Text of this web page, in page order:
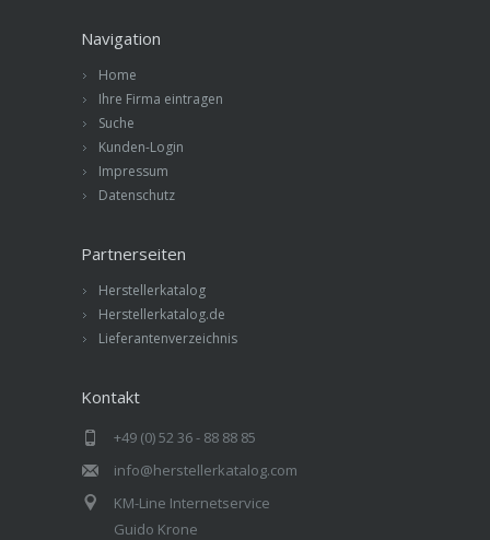
Navigation
Home
Ihre Firma eintragen
Suche
Kunden-Login
Impressum
Datenschutz
Partnerseiten
Herstellerkatalog
Herstellerkatalog.de
Lieferantenverzeichnis
Kontakt
+49 (0) 52 36 - 88 88 85
info@herstellerkatalog.com
KM-Line Internetservice
Guido Krone